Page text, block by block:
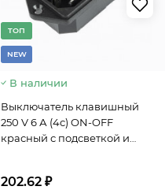
TОП
NEW
В наличии
Выключатель клавишный
250 V 6 А (4с) ON-OFF
красный с подсветкой и
202.62 ₽